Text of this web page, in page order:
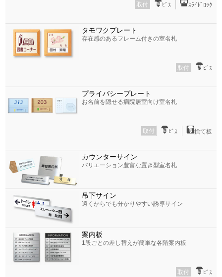
取付 ﾋﾞｽ ｽﾗｲﾄﾞﾛｯｸ
タモワクプレート
存在感のあるフレーム付きの室名札
取付 ﾋﾞｽ
プライバシープレート
お名前を隠せる病院居室向け室名札
取付 ﾋﾞｽ 捨て板
カウンターサイン
バリエーション豊富な置き型室名札
吊下サイン
遠くからでも分かりやすい誘導サイン
案内板
1段ごとの差し替えが簡単な各階案内板
取付 ﾋﾞｽ